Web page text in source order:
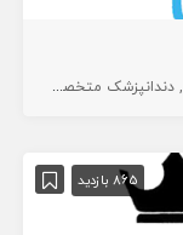
دندانپزشک متخصص
865 بازدید